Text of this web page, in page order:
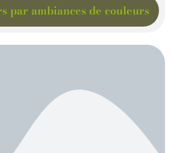
par ambiances de couleurs